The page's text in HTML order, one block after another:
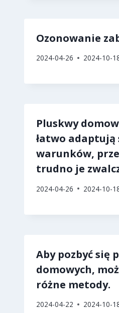
Ozonowanie
2024-04-26 2024-10-
Pluskwy
łatwo adaptują
warunków,
trudno je
2024-04-26 2024-10-
Aby pozbyć się
domowych,
różne metody.
2024-04-22 2024-10-